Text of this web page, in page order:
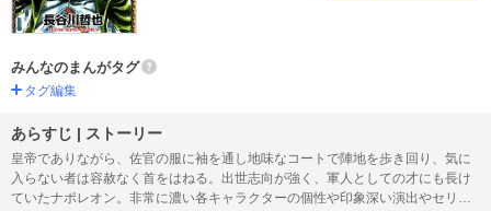
みんなのまんがタグ
タグ編集
あらすじ | ストーリー
皇帝でありながら、佐官の服に袖を通し地味なコートで陣地を歩き回り、気に
入らない者は容赦なく首をはねる。出世志向が強く、軍人としての才にも長け
ていたナポレオン。非常に濃い各キャラクターの個性や印象深い演出やセリフ